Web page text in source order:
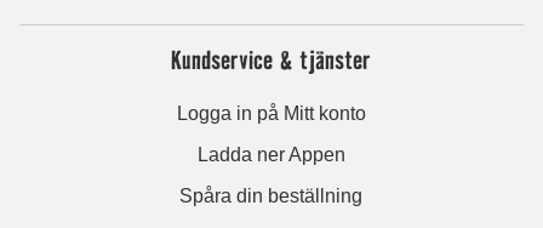
Kundservice & tjänster
Logga in på Mitt konto
Ladda ner Appen
Spåra din beställning